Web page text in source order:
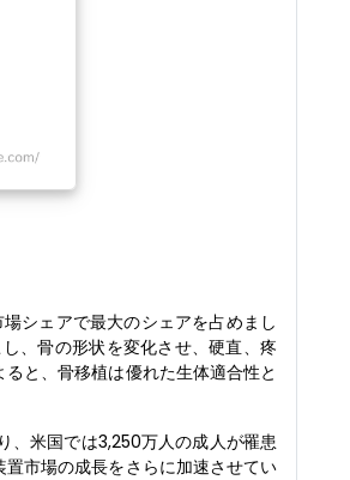
シェアで最大のシェアを占めまし
、骨の形状を変化させ、硬直、疼
と、骨移植は優れた生体適合性と
、米国では3,250万人の成人が罹患
市場の成長をさらに加速させてい